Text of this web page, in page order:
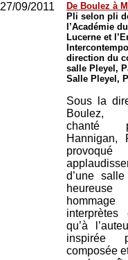
27/09/2011
De Boulez à
Pli selon pli
l’Académie
Lucerne et
direction du
salle Pleyel,
Salle Pleyel,
Sous la
Boulez,
chanté
d’une
qu’à
inspirée
composée